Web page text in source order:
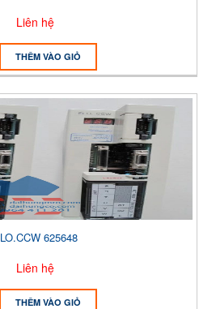
Liên hệ
THÊM VÀO GIỎ
625648
Liên hệ
THÊM VÀO GIỎ